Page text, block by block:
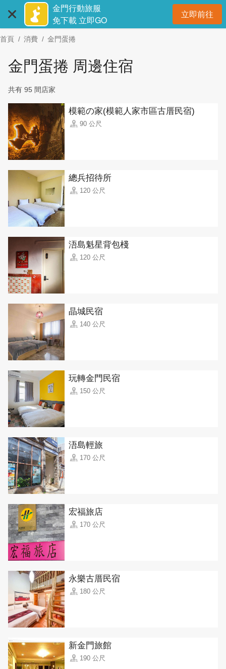
主
要
金門行動旅服
免下載 立即GO
立即前往開
首頁 消費 金門蛋捲
金門蛋捲 周邊住宿
共有 95 間店家
模範の家(模範人家市區古厝民宿)
90 公尺
總兵招待所
120 公尺
浯島魁星背包棧
120 公尺
晶城民宿
140 公尺
玩轉金門民宿
150 公尺
浯島輕旅
170 公尺
宏福旅店
170 公尺
永樂古厝民宿
180 公尺
新金門旅館
190 公尺